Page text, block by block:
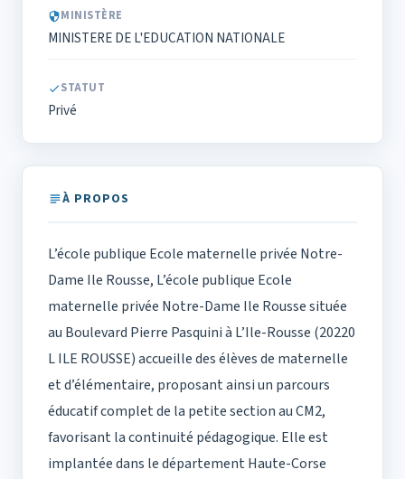
MINISTÈRE
MINISTERE DE L'EDUCATION NATIONALE
STATUT
Privé
À PROPOS
L’école publique Ecole maternelle privée Notre-
Dame Ile Rousse, L’école publique Ecole
maternelle privée Notre-Dame Ile Rousse située
au Boulevard Pierre Pasquini à L’Ile-Rousse (20220
L ILE ROUSSE) accueille des élèves de maternelle
et d’élémentaire, proposant ainsi un parcours
éducatif complet de la petite section au CM2,
favorisant la continuité pédagogique. Elle est
implantée dans le département Haute-Corse